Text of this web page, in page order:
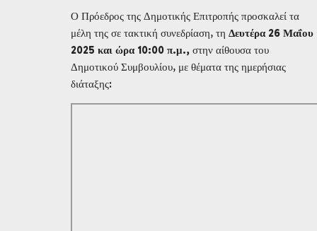
Ο Πρόεδρος της Δημοτικής Επιτροπής προσκαλεί τα
μέλη της σε τακτική συνεδρίαση, τη Δευτέρα 26 Μαΐου
2025 και ώρα 10:00 π.μ., στην αίθουσα του
Δημοτικού Συμβουλίου, με θέματα της ημερήσιας
διάταξης: